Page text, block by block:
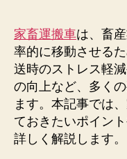
搬
車
を
選
ぶ
ポ
イ
ン
家畜運搬車は、畜
率的に移動させる
送時のストレス軽
の向上など、多く
ます。本記事では
ておきたいポイン
詳しく解説します。